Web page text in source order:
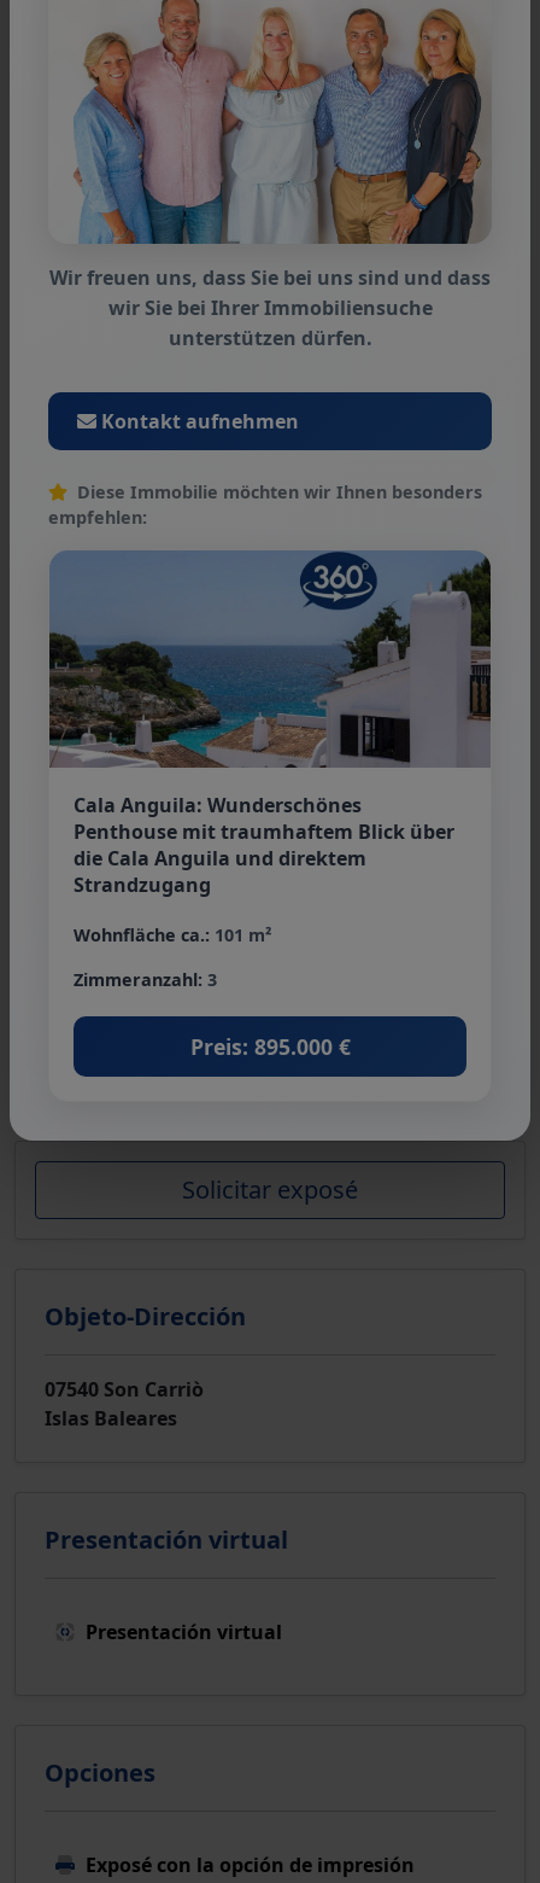
Nota
La información proporcionada por nosotros se
basa en la información proporcionada por el
vendedor o el vendedor. Para la exactitud e
integridad de la información, ninguna
responsabilidad puede ser aceptada. Una
venta intermedia y los errores son reservados.
Condiciones generales
Nos referimos a nuestros términos y
servicios usted explicar su conocimiento y
Persona de contacto
De Haas & Partner Immobilien
Teléfono:+34 971 83 69 72
info@dehaas-immobilien.com
Solicitar exposé
Objeto-Dirección
07540 Son Carriò
Islas Baleares
Presentación virtual
Presentación virtual
Opciones
Exposé con la opción de impresión
Wir freuen uns, dass Sie bei uns sind und dass
wir Sie bei Ihrer Immobiliensuche
unterstützen dürfen.
Kontakt aufnehmen
Diese Immobilie möchten wir Ihnen besonders
empfehlen:
Cala Anguila: Wunderschönes
Penthouse mit traumhaftem Blick über
die Cala Anguila und direktem
Strandzugang
Wohnfläche ca.: 101 m²
Zimmeranzahl: 3
Preis: 895.000 €